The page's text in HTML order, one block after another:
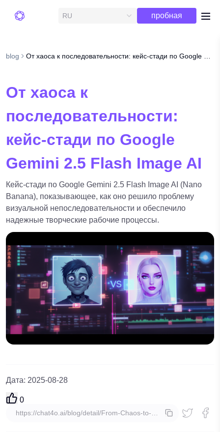
RU
пробная
blog
От хаоса к
последовательности:
кейс-стади по Google
Gemini 2.5 Flash Image AI
Кейс-стади по Google Gemini 2.5 Flash Image AI (Nano
Banana), показывающее, как оно решило проблему
визуальной непоследовательности и обеспечило
надежные творческие рабочие процессы.
Дата: 2025-08-28
0
копировать